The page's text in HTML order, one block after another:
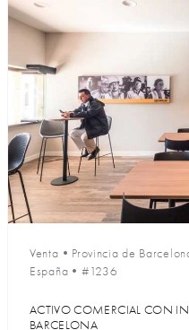
Venta • Provincia de
España • #1236
ACTIVO COMERCIAL CON
BARCELONA